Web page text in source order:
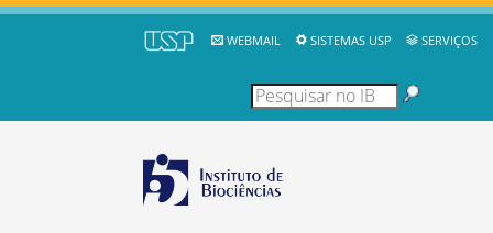
WEBMAIL SISTEMAS USP SERVIÇOS